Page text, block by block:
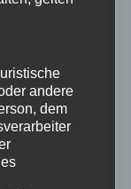
praktische
und
Bike in
bietet eine
andere
dem